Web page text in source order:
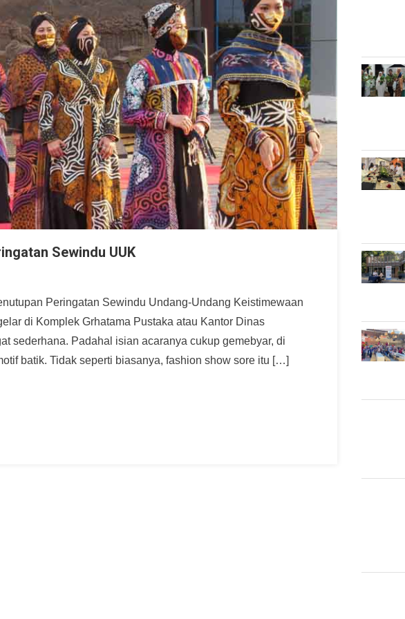
Sewindu UUK
Peringatan Sewindu Undang-Undang Keistimewaan
di Komplek Grhatama Pustaka atau Kantor Dinas
sederhana. Padahal isian acaranya cukup gemebyar, di
batik. Tidak seperti biasanya, fashion show sore itu […]